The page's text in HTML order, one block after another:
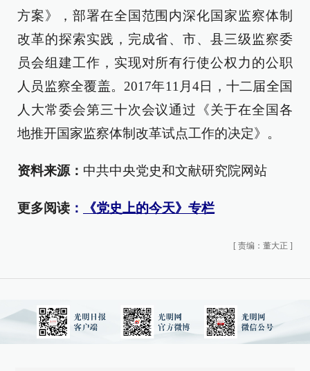
方案》，部署在全国范围内深化国家监察体制
改革的探索实践，完成省、市、县三级监察委
员会组建工作，实现对所有行使公权力的公职
人员监察全覆盖。2017年11月4日，十二届全国
人大常委会第三十次会议通过《关于在全国各
地推开国家监察体制改革试点工作的决定》。
资料来源： 中共中央党史和文献研究院网站
更多阅读 ： 《党史上的今天》专栏
[ 责编：董大正 ]